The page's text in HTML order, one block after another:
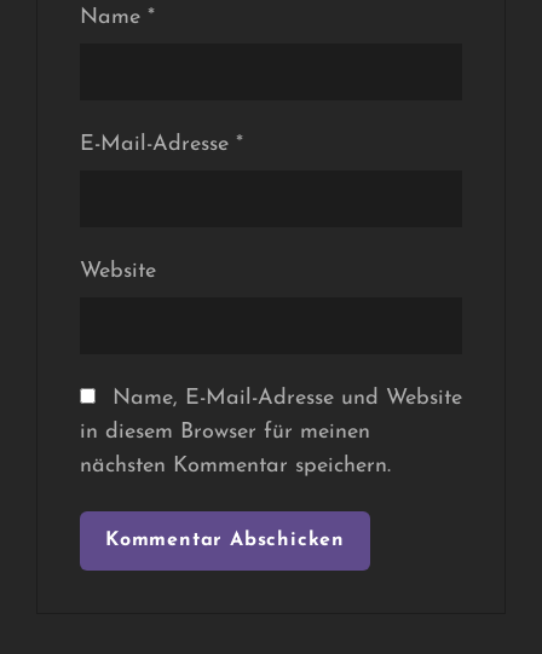
Name *
E-Mail-Adresse *
Website
Name, E-Mail-Adresse und Website
in diesem Browser für meinen
nächsten Kommentar speichern.